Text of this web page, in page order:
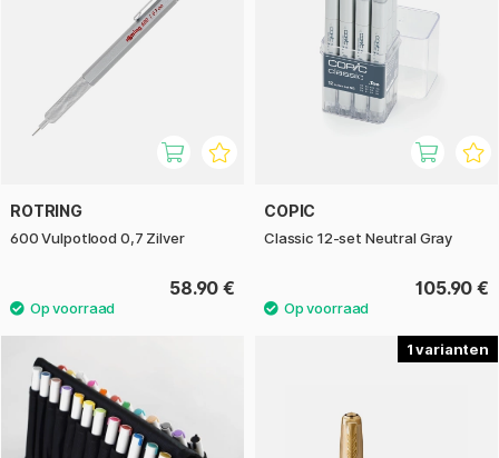
ROTRING
600 Vulpotlood 0,7 Zilver
58.90 €
COPIC
Classic 12-set Neutral Gray
105.90 €
1